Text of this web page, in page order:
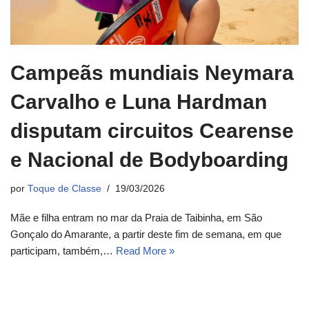
Campeãs mundiais Neymara
Carvalho e Luna Hardman
disputam circuitos Cearense
e Nacional de Bodyboarding
por Toque de Classe 19/03/2026
Mãe e filha entram no mar da Praia de Taibinha, em São
Gonçalo do Amarante, a partir deste fim de semana, em que
participam, também,… Read More »